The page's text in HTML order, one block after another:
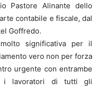
Pastore Alinante dello
contabile e fiscale, dal
Goffredo.
significativa per il
vero non per forza
urgente con entrambe
i lavoratori di tutti gli